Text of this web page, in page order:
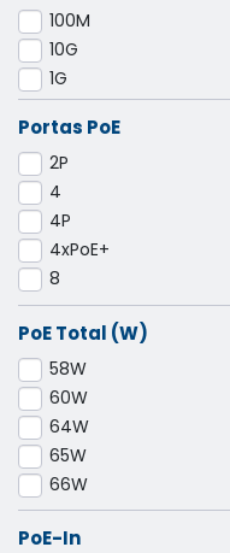
100M
10G
1G
Portas PoE
2P
4
4P
4xPoE+
8
PoE Total (W)
58W
60W
64W
65W
66W
PoE-In